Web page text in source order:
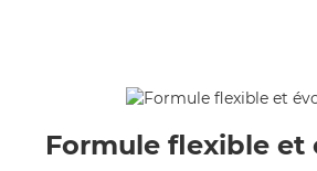
Formule flexible et